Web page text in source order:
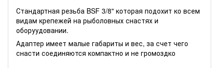
Стандартная резьба BSF 3/8" которая подохит ко всем
видам крепежей на рыболовных снастях и
оборуудовании.
Адаптер имеет малые габариты и вес, за счет чего
снасти соединяются компактно и не громоздко